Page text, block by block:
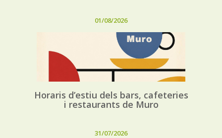
01/08/2026
Horaris d’estiu dels bars, cafeteries
i restaurants de Muro
31/07/2026